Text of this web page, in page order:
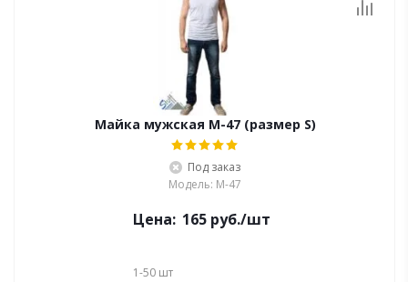
Майка мужская M-47 (размер S)
Под заказ
Модель: M-47
Цена: 165 руб./шт
1-50 шт